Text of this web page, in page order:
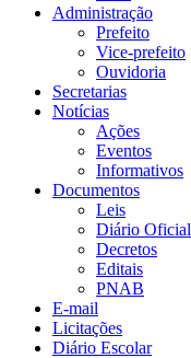
Administração
Prefeito
Vice-prefeito
Ouvidoria
Secretarias
Notícias
Ações
Eventos
Informativos
Documentos
Leis
Diário Oficial
Decretos
Editais
PNAB
E-mail
Licitações
Diário Escolar